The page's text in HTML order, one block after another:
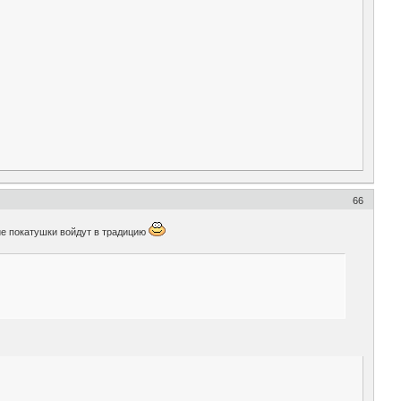
66
покатушки войдут в традицию